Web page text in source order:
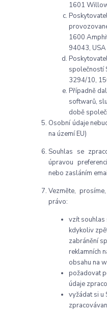
1601
1600
94043, USA
společností
3294/10,
Případně
softwarů,
době
Osobní údaje
na území EU)
Souhlas se
úpravou
nebo zasláním
Vezměte,
právo:
vzít souhlas
kdykoliv
zabránění
reklamních
obsahu na
požadovat
údaje
vyžádat si u